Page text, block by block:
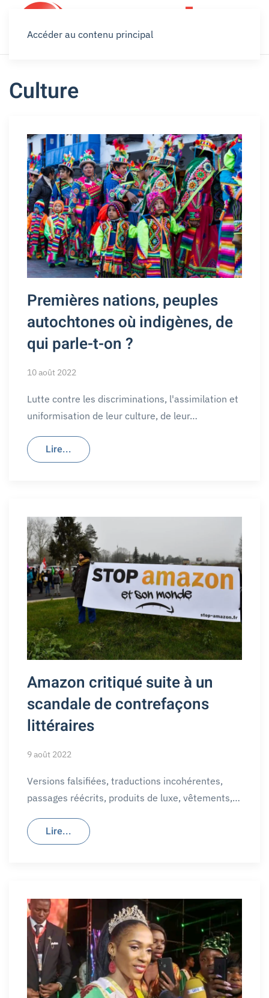
Accéder au contenu principal
Culture
Premières nations, peuples
autochtones où indigènes, de
qui parle-t-on ?
10 août 2022
Lutte contre les discriminations, l'assimilation et
uniformisation de leur culture, de leur…
Lire...
Amazon critiqué suite à un
scandale de contrefaçons
littéraires
9 août 2022
Versions falsifiées, traductions incohérentes,
passages réécrits, produits de luxe, vêtements,…
Lire...